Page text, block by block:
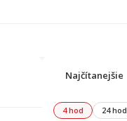
Najčítanejšie
4 hod 24 hod